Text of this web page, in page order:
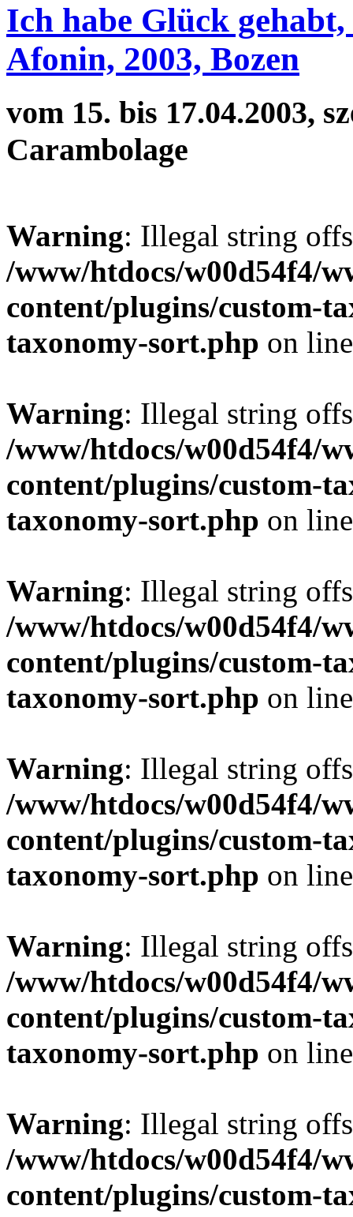
Ich habe Glück
Afonin, 2003, Bozen
vom 15. bis 17.04.2003,
Carambolage
Warning: Illegal string
/www/htdocs/w00d54f4/
content/plugins/custom-
taxonomy-sort.php on
Warning: Illegal string
/www/htdocs/w00d54f4/
content/plugins/custom-
taxonomy-sort.php on
Warning: Illegal string
/www/htdocs/w00d54f4/
content/plugins/custom-
taxonomy-sort.php on
Warning: Illegal string
/www/htdocs/w00d54f4/
content/plugins/custom-
taxonomy-sort.php on
Warning: Illegal string
/www/htdocs/w00d54f4/
content/plugins/custom-
taxonomy-sort.php on
Warning: Illegal string
/www/htdocs/w00d54f4/
content/plugins/custom-